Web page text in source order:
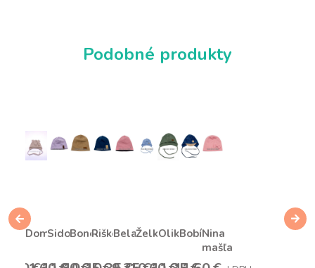
Podobné produkty
DomkaSidorBonoRiškoBelaŽelkaOlikBobíkNina
mašľa